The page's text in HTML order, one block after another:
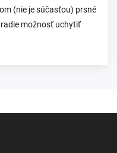
(nie je súčasťou) prsné
možnosť uchytiť